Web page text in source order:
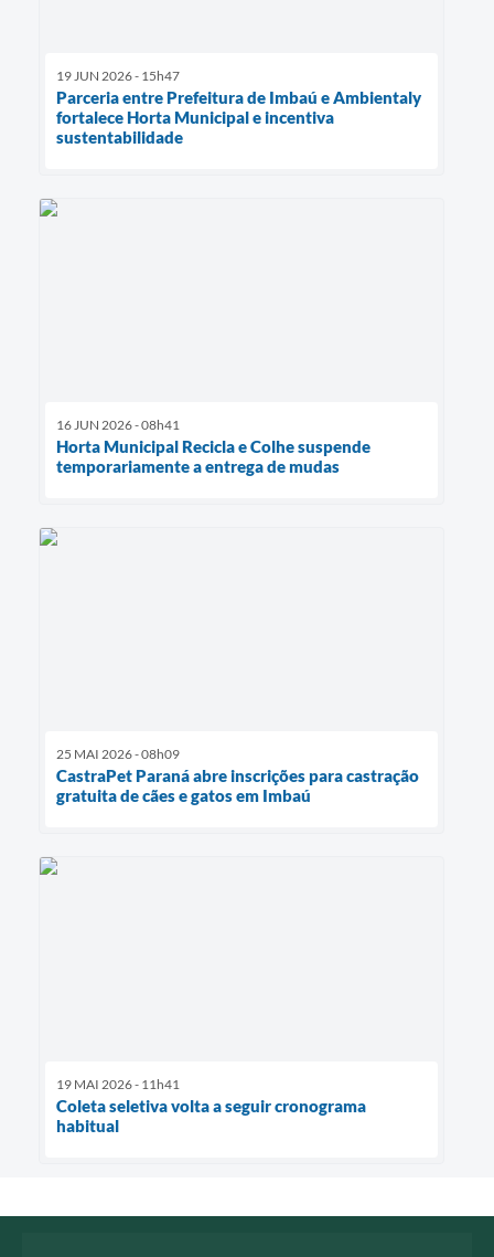
19 JUN 2026 - 15h47
Parceria entre Prefeitura de Imbaú e Ambientaly
fortalece Horta Municipal e incentiva
sustentabilidade
16 JUN 2026 - 08h41
Horta Municipal Recicla e Colhe suspende
temporariamente a entrega de mudas
25 MAI 2026 - 08h09
CastraPet Paraná abre inscrições para castração
gratuita de cães e gatos em Imbaú
19 MAI 2026 - 11h41
Coleta seletiva volta a seguir cronograma
habitual